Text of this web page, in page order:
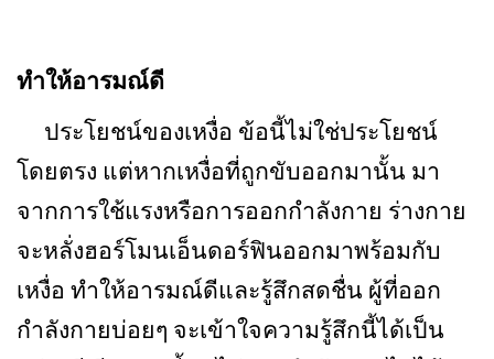
ทำให้อารมณ์ดี
ประโยชน์ของเหงื่อ ข้อนี้ไม่ใช่ประโยชน์
โดยตรง แต่หากเหงื่อที่ถูกขับออกมานั้น มา
จากการใช้แรงหรือการออกกำลังกาย ร่างกาย
จะหลั่งฮอร์โมนเอ็นดอร์ฟินออกมาพร้อมกับ
เหงื่อ ทำให้อารมณ์ดีและรู้สึกสดชื่น ผู้ที่ออก
กำลังกายบ่อยๆ จะเข้าใจความรู้สึกนี้ได้เป็น